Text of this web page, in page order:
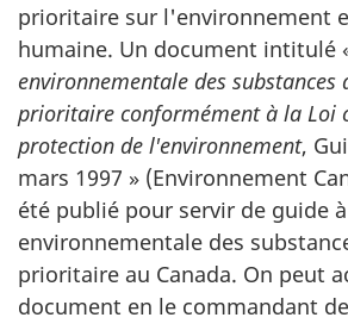
prioritaire sur l'environnement
humaine. Un document intitulé
environnementale des substances
prioritaire conformément à la Loi
protection de l'environnement,
mars 1997 » (Environnement
été publié pour servir de guide
environnementale des
prioritaire au Canada. On peut
document en le commandant